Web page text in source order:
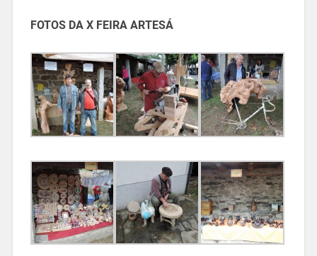
FOTOS DA X FEIRA ARTESÁ